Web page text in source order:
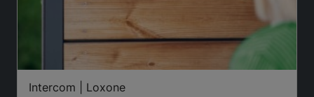
Intercom | Loxone